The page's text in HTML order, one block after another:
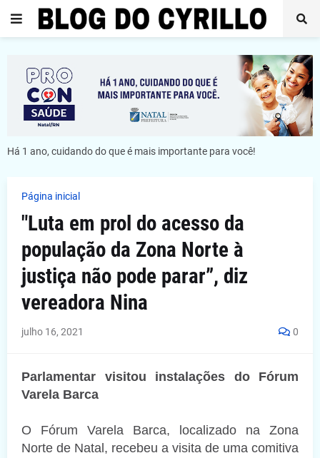
Há 1 ano, cuidando do que é mais importante para você!
Página inicial
"Luta em prol do acesso da
população da Zona Norte à
justiça não pode parar”, diz
vereadora Nina
julho 16, 2021 0
Parlamentar visitou instalações do Fórum
Varela Barca
O Fórum Varela Barca, localizado na Zona
Norte de Natal, recebeu a visita de uma comitiva